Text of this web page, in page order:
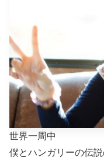
世界一周中
僕とハンガリーの伝